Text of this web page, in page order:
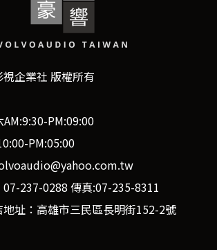
企業社 版權所有
PM:09:00
PM:05:00
237-0288 傳真:07-235-8311
地址：高雄市三民區長明街152-2號